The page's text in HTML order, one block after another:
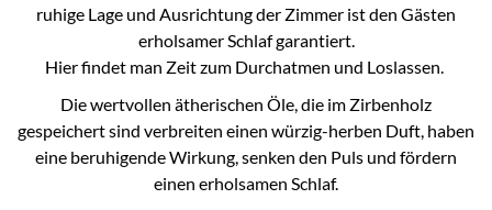
ruhige Lage und Ausrichtung der Zimmer ist den Gästen
erholsamer Schlaf garantiert.
Hier findet man Zeit zum Durchatmen und Loslassen.
Die wertvollen ätherischen Öle, die im Zirbenholz
gespeichert sind verbreiten einen würzig-herben Duft, haben
eine beruhigende Wirkung, senken den Puls und fördern
einen erholsamen Schlaf.